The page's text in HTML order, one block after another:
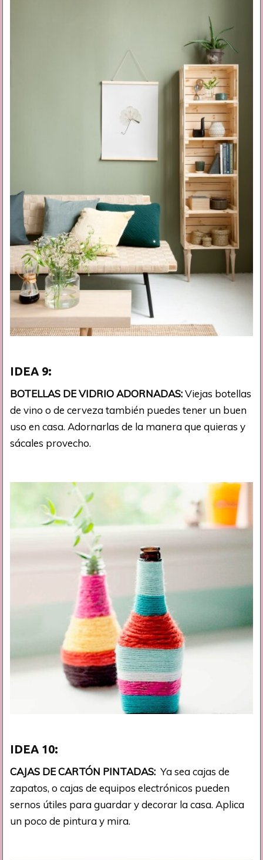
IDEA 9:
BOTELLAS DE VIDRIO ADORNADAS:Viejas botellas
de vino o de cerveza también puedes tener un buen
uso en casa. Adornarlas de la manera que quieras y
sácales provecho.
IDEA 10:
CAJAS DE CARTÓN PINTADAS:Ya sea cajas de
zapatos, o cajas de equipos electrónicos pueden
sernos útiles para guardar y decorar la casa. Aplica
un poco de pintura y mira.